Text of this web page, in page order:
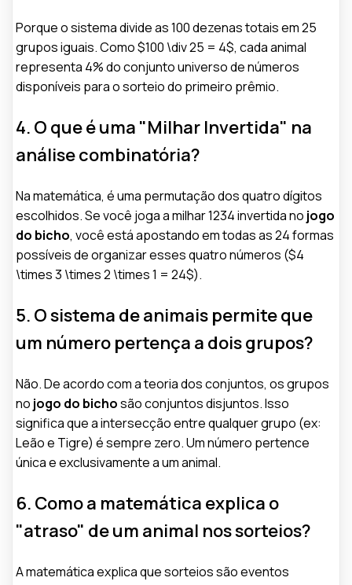
Porque o sistema divide as 100 dezenas totais em 25
grupos iguais. Como $100 \div 25 = 4$, cada animal
representa 4% do conjunto universo de números
disponíveis para o sorteio do primeiro prêmio.
4. O que é uma "Milhar Invertida" na
análise combinatória?
Na matemática, é uma permutação dos quatro dígitos
escolhidos. Se você joga a milhar 1234 invertida no jogo
do bicho, você está apostando em todas as 24 formas
possíveis de organizar esses quatro números ($4
\times 3 \times 2 \times 1 = 24$).
5. O sistema de animais permite que
um número pertença a dois grupos?
Não. De acordo com a teoria dos conjuntos, os grupos
no jogo do bichosão conjuntos disjuntos. Isso
significa que a intersecção entre qualquer grupo (ex:
Leão e Tigre) é sempre zero. Um número pertence
única e exclusivamente a um animal.
6. Como a matemática explica o
"atraso" de um animal nos sorteios?
A matemática explica que sorteios são eventos